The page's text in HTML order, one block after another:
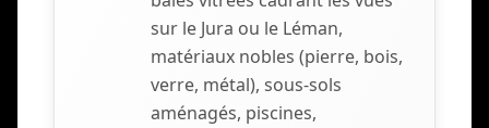
sur le Jura ou le Léman,
matériaux nobles (pierre, bois,
verre, métal), sous-sols
aménagés, piscines,